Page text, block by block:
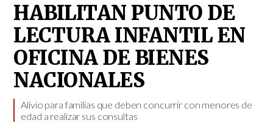
HABILITAN PUNTO DE
LECTURA INFANTIL EN
OFICINA DE BIENES
NACIONALES
​Alivio para familias que deben concurrir con menores de
edad a realizar sus consultas